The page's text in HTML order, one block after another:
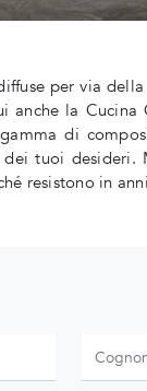
per via
la
di
tuoi desideri.
resistono in